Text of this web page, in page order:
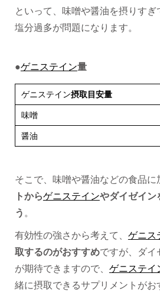
といって、味噌や醤油を摂りす
塩分過多が問題になります。
●ゲニステイン量
ゲニステイン摂取目安量
味噌
醤油
そこで、味噌や醤油などの食品に
トからゲニステインやダイゼイン
う 。
有効性の強さから考えて、 ゲニス
取するのがおすすめですが、ダイ
が期待できますので、 ゲニステイ
緒に摂取できるサプリメントがお